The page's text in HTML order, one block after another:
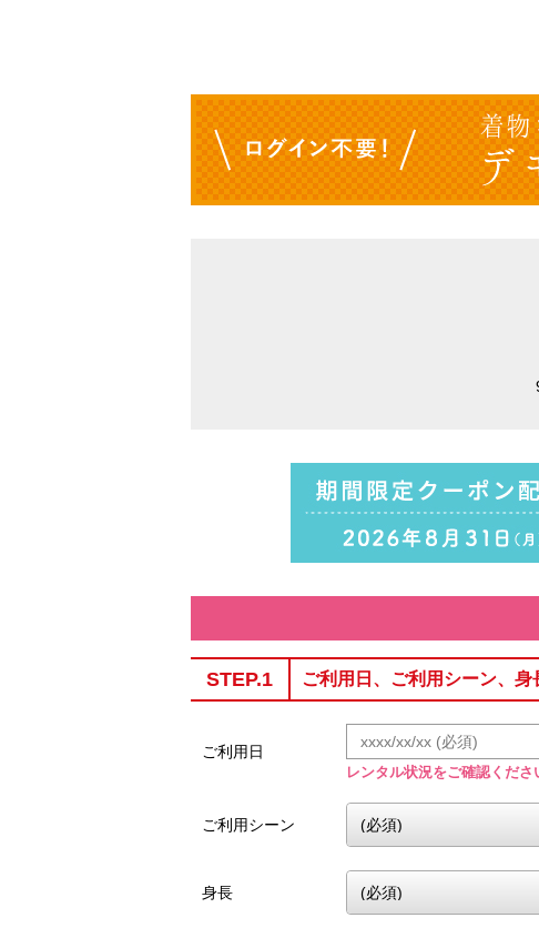
STEP.1 ご利用日、ご利用シーン、身
ご利用日
レンタル状況をご確認くださ
ご利用シーン
身長